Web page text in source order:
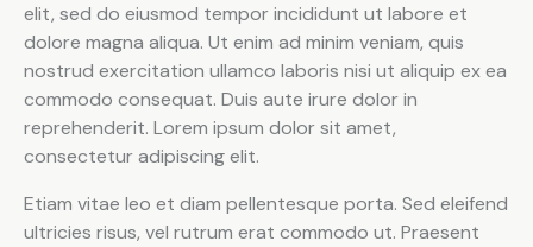
elit, sed do eiusmod tempor incididunt ut labore et
dolore magna aliqua. Ut enim ad minim veniam, quis
nostrud exercitation ullamco laboris nisi ut aliquip ex ea
commodo consequat. Duis aute irure dolor in
reprehenderit. Lorem ipsum dolor sit amet,
consectetur adipiscing elit.
Etiam vitae leo et diam pellentesque porta. Sed eleifend
ultricies risus, vel rutrum erat commodo ut. Praesent